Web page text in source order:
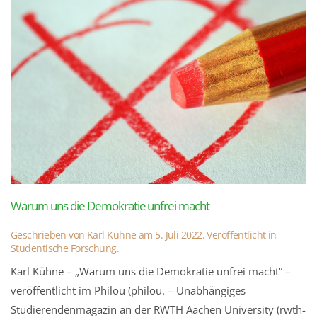
Warum uns die Demokratie unfrei macht
Geschrieben von Karl Kühne am 5. Juli 2022. Veröffentlicht in
Studentische Forschung.
Karl Kühne – „Warum uns die Demokratie unfrei macht“ –
veröffentlicht im Philou (philou. – Unabhängiges
Studierendenmagazin an der RWTH Aachen University (rwth-